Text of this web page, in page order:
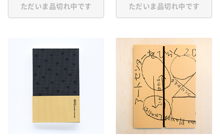
ただいま品切れ中です ただいま品切れ中です